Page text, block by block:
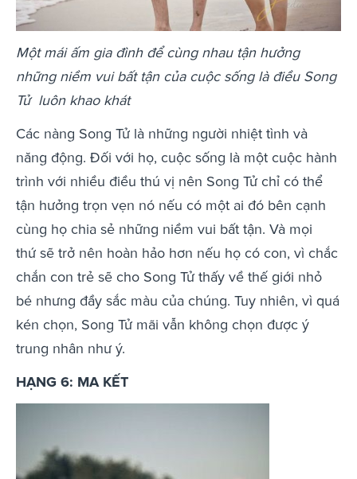
Một mái ấm gia đình để cùng nhau tận hưởng
những niềm vui bất tận của cuộc sống là điều Song
Tử luôn khao khát
Các nàng Song Tử là những người nhiệt tình và
năng động. Đối với họ, cuộc sống là một cuộc hành
trình với nhiều điều thú vị nên Song Tử chỉ có thể
tận hưởng trọn vẹn nó nếu có một ai đó bên cạnh
cùng họ chia sẻ những niềm vui bất tận. Và mọi
thứ sẽ trở nên hoàn hảo hơn nếu họ có con, vì chắc
chắn con trẻ sẽ cho Song Tử thấy về thế giới nhỏ
bé nhưng đầy sắc màu của chúng. Tuy nhiên, vì quá
kén chọn, Song Tử mãi vẫn không chọn được ý
trung nhân như ý.
HẠNG 6: MA KẾT